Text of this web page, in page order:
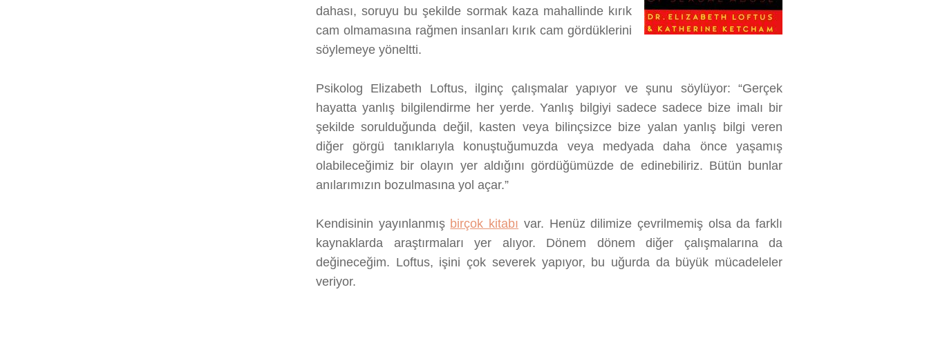
dahası, soruyu bu şekilde sormak kaza mahallinde kırık
cam olmamasına rağmen insanları kırık cam gördüklerini
söylemeye yöneltti.
Psikolog Elizabeth Loftus, ilginç çalışmalar yapıyor ve şunu söylüyor: “Gerçek
hayatta yanlış bilgilendirme her yerde. Yanlış bilgiyi sadece sadece bize imalı bir
şekilde sorulduğunda değil, kasten veya bilinçsizce bize yalan yanlış bilgi veren
diğer görgü tanıklarıyla konuştuğumuzda veya medyada daha önce yaşamış
olabileceğimiz bir olayın yer aldığını gördüğümüzde de edinebiliriz. Bütün bunlar
anılarımızın bozulmasına yol açar.”
Kendisinin yayınlanmış birçok kitabı var. Henüz dilimize çevrilmemiş olsa da farklı
kaynaklarda araştırmaları yer alıyor. Dönem dönem diğer çalışmalarına da
değineceğim. Loftus, işini çok severek yapıyor, bu uğurda da büyük mücadeleler
veriyor.